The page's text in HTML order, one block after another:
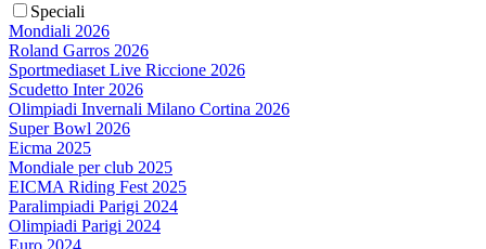
Speciali
Mondiali 2026
Roland Garros 2026
Sportmediaset Live Riccione 2026
Scudetto Inter 2026
Olimpiadi Invernali Milano Cortina 2026
Super Bowl 2026
Eicma 2025
Mondiale per club 2025
EICMA Riding Fest 2025
Paralimpiadi Parigi 2024
Olimpiadi Parigi 2024
Euro 2024